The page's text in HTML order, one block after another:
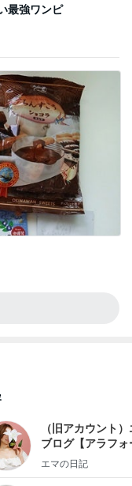
最強ワンピ
（旧アカウント
ブログ【アラフォ
社売却セカンドラ
エマの日記